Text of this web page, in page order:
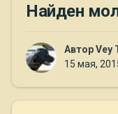
Найден
АвторVey
15 мая,